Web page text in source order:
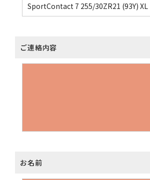
ご連絡内容
お名前